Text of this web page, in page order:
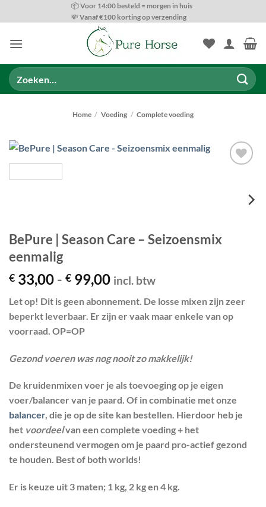
naar
📦 Voor 14:00 besteld = morgen in huis
💸 Vanaf €100 korting op verzending
Zoeken
naar:
Home / Voeding / Complete voeding
BePure | Season Care – Seizoensmix
eenmalig
€ 33,00 - € 99,00Prijsklasse:
tot
€ 99,00
incl. btw
Let op! Dit is geen abonnement. De losse mixen zijn zeer
beperkt leverbaar. Er zijn er vaak maar enkele van op
voorraad. OP=OP
Gezond voeren was nog nooit zo makkelijk!
De kruidenmixen voer je als toevoeging op je eigen
voer/balancer van je paard. Of in combinatie met onze
balancer, die je op de site kan bestellen. Hierdoor heb je
het voordeelvan een complete voeding + het
ondersteunend vermogen om je paard pro-actief gezond
te houden. Best of both worlds!
Er is keuze uit 3 maten; 1 kg, 2 kg en 4 kg.